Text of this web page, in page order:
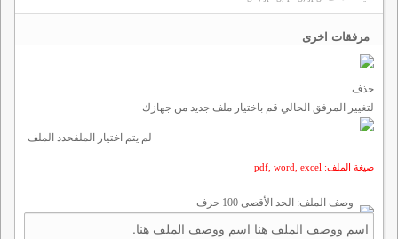
مرفقات اخرى
حذف
لتغيير المرفق الحالي قم باختيار ملف جديد من جهازك
لم يتم اختيار الملفحدد الملف
صيغة الملف: pdf, word, excel
وصف الملف: الحد الأقصى 100 حرف